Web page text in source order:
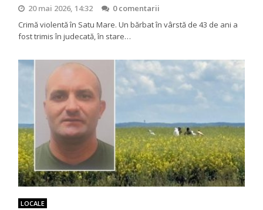
20 mai 2026, 14:32
0 comentarii
Crimă violentă în Satu Mare. Un bărbat în vârstă de 43 de ani a
fost trimis în judecată, în stare…
LOCALE